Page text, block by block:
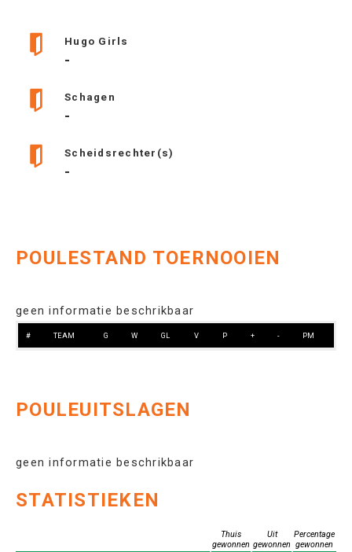
Hugo Girls
-
Schagen
-
Scheidsrechter(s)
-
POULESTAND TOERNOOIEN
geen informatie beschrikbaar
# TEAM G W GL V P + - PM
POULEUITSLAGEN
geen informatie beschrikbaar
STATISTIEKEN
Thuis
gewonnen
Uit
gewonnen
Percentage
gewonnen